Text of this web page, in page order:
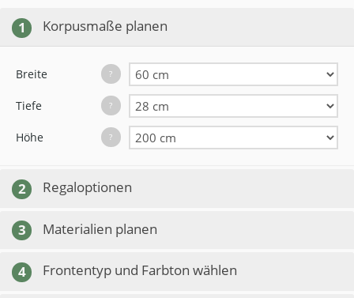
1 Korpusmaße planen
Breite ?
Tiefe ?
Höhe ?
2 Regaloptionen
3 Materialien planen
4 Frontentyp und Farbton wählen